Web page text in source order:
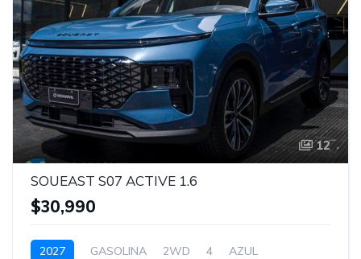
12
SOUEAST S07 ACTIVE 1.6
$30,990
2027 GASOLINA 2WD 4 AZUL